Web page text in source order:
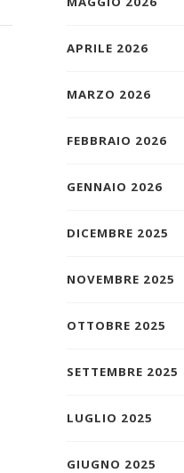
APRILE 2026
MARZO 2026
FEBBRAIO 2026
GENNAIO 2026
DICEMBRE 2025
NOVEMBRE 2025
OTTOBRE 2025
SETTEMBRE 2025
LUGLIO 2025
GIUGNO 2025